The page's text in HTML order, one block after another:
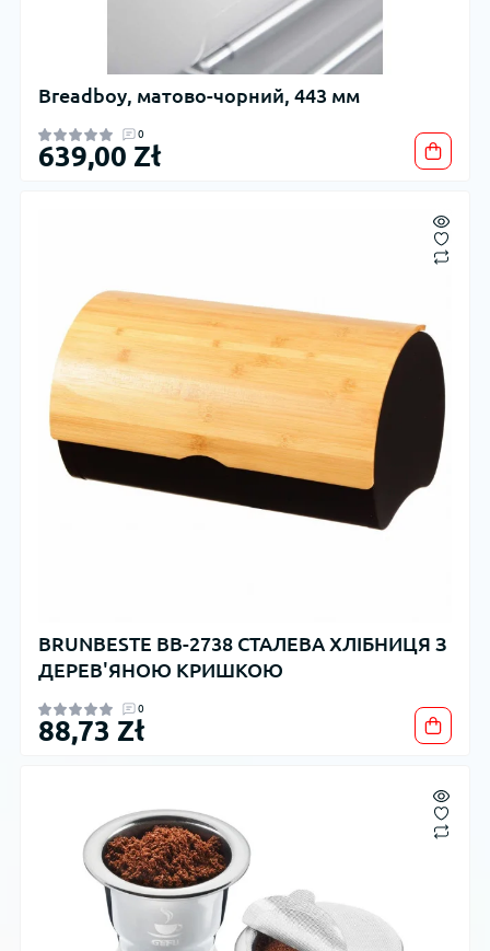
Breadboy, матово-чорний, 443 мм
0
639,00 Zł
BRUNBESTE BB-2738 СТАЛЕВА ХЛІБНИЦЯ З
ДЕРЕВ'ЯНОЮ КРИШКОЮ
0
88,73 Zł